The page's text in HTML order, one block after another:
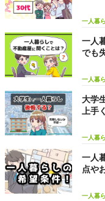
一人暮
一人暮
一人
でも
一人暮
大学
上手
一人暮
一人
点や